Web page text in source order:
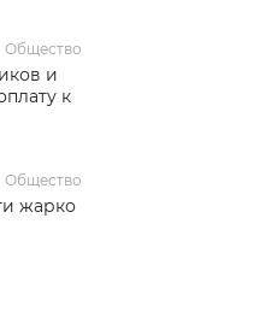
Общество
и
к
Общество
жарко